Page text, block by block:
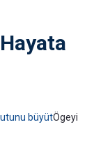
büyütÖgeyi